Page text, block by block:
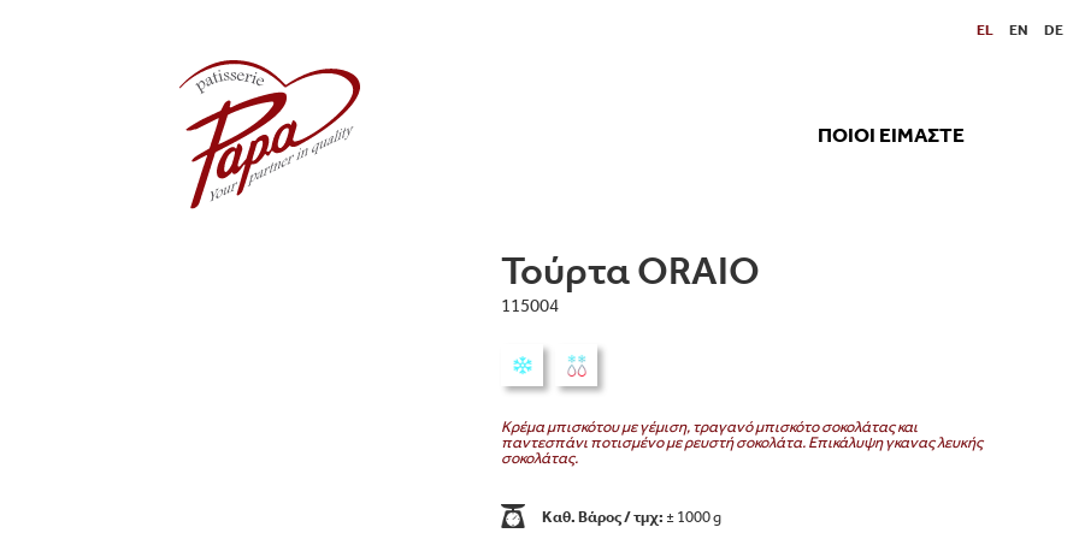
EL EN DE
ΠΟΙΟΙ ΕΙΜΑΣΤΕ
Τούρτα ORAIO
115004
Kρέμα μπισκότου με γέμιση, τραγανό μπισκότο σοκολάτας και
παντεσπάνι ποτισμένο με ρευστή σοκολάτα. Επικάλυψη γκανας λευκής
σοκολάτας.
Καθ. Βάρος / τμχ: ± 1000 g